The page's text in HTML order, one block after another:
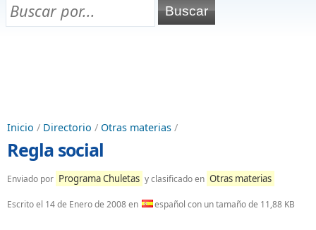
Chuletas para exámenes
Inicio / Directorio / Otras materias /
Regla social
Enviado por Programa Chuletas y clasificado en Otras materias
Escrito el 14 de Enero de 2008en español con un tamaño de 11,88 KB